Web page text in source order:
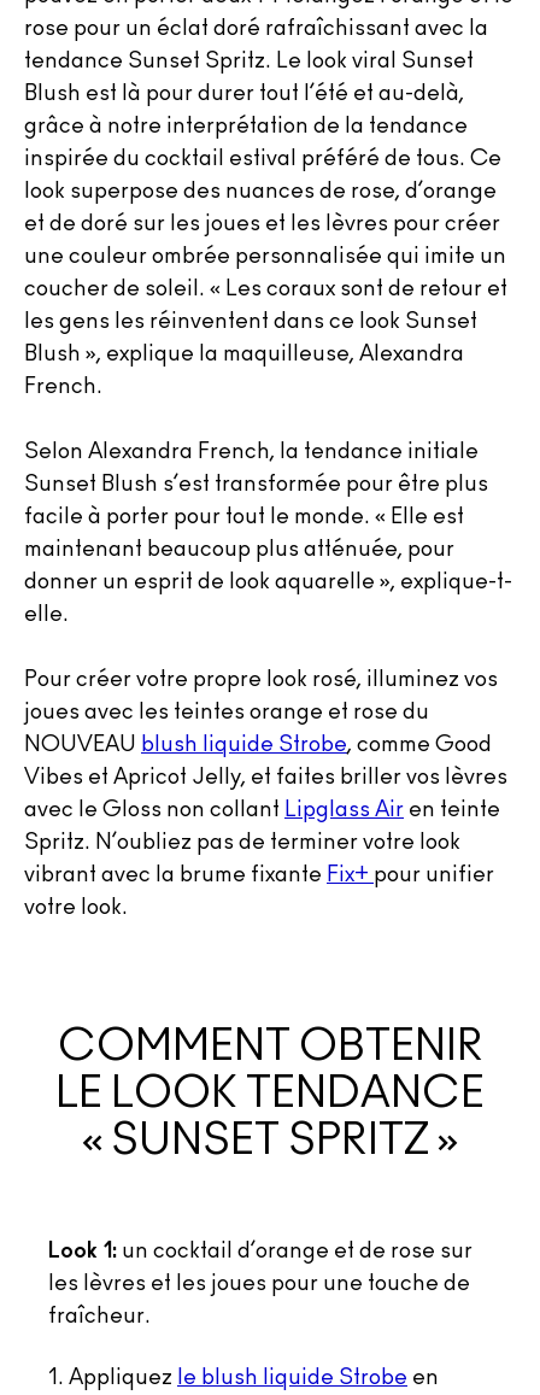
rose pour un éclat doré rafraîchissant avec la
tendance Sunset Spritz. Le look viral Sunset
Blush est là pour durer tout l’été et au-delà,
grâce à notre interprétation de la tendance
inspirée du cocktail estival préféré de tous. Ce
look superpose des nuances de rose, d’orange
et de doré sur les joues et les lèvres pour créer
une couleur ombrée personnalisée qui imite un
coucher de soleil. « Les coraux sont de retour et
les gens les réinventent dans ce look Sunset
Blush », explique la maquilleuse, Alexandra
French.
Selon Alexandra French, la tendance initiale
Sunset Blush s’est transformée pour être plus
facile à porter pour tout le monde. « Elle est
maintenant beaucoup plus atténuée, pour
donner un esprit de look aquarelle », explique-t-
elle.
Pour créer votre propre look rosé, illuminez vos
joues avec les teintes orange et rose du
NOUVEAU blush liquide Strobe, comme Good
Vibes et Apricot Jelly, et faites briller vos lèvres
avec le Gloss non collant Lipglass Air en teinte
Spritz. N’oubliez pas de terminer votre look
vibrant avec la brume fixante Fix+ pour unifier
votre look.
COMMENT OBTENIR
LE LOOK TENDANCE
« SUNSET SPRITZ »
Look 1: un cocktail d’orange et de rose sur
les lèvres et les joues pour une touche de
fraîcheur.
1. Appliquez le blush liquide Strobe en